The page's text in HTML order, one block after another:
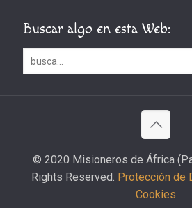
Buscar algo en esta Web:
© 2020 Misioneros de África
Rights Reserved. Protección de
Cookies